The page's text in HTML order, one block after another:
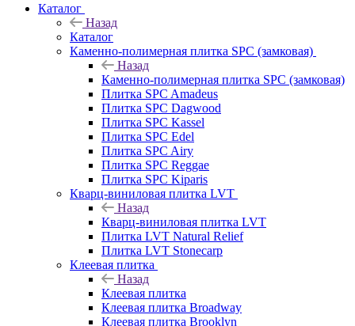
Каталог
Назад
Каталог
Каменно-полимерная плитка SPC (замковая)
Назад
Каменно-полимерная плитка SPC (замковая)
Плитка SPC Amadeus
Плитка SPC Dagwood
Плитка SPC Kassel
Плитка SPC Edel
Плитка SPC Airy
Плитка SPC Reggae
Плитка SPC Kiparis
Кварц-виниловая плитка LVT
Назад
Кварц-виниловая плитка LVT
Плитка LVT Natural Relief
Плитка LVT Stonecarp
Клеевая плитка
Назад
Клеевая плитка
Клеевая плитка Broadway
Клеевая плитка Brooklyn